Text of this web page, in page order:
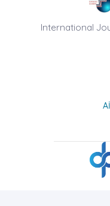
International